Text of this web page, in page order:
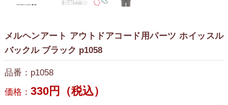
メルヘンアート アウトドアコード用パーツ ホイッスル
バックル ブラック p1058
品番：p1058
価格： 330円（税込）